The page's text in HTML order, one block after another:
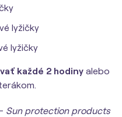
lyžičky
lyžičky
každé 2 hodiny alebo
Sun protection products